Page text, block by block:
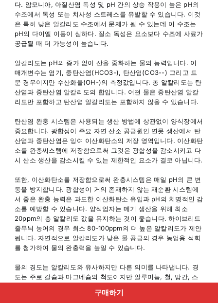
구매하기
다. 암모니아, 아질산염 독성 및 pH 간의 상승 작용이 높은 pH의
수조에서 독성 또는 치사성 스트레스를 유발할 수 있습니다. 이것
은 특히 낮은 알칼리도 수조에서 문제가 될 수 있는데 이 수조는
pH의 다이엘 이동이 심하다. 질소 독성은 요소보다 수조에 사료가
공급될 때 더 가능성이 높습니다.
알칼리도는 pH의 증가 없이 산을 중화하는 물의 능력입니다. 이
매개변수는 염기, 중탄산염(HCO3-), 탄산염(CO3--) 그리고 드
문 경우이지만 수산화물(OH-)의 측정값입니다. 총 알칼리도는 탄
산염과 중탄산염 알칼리도의 합입니다. 어떤 물은 중탄산염 알칼
리도만 포함하고 탄산염 알칼리도는 포함하지 않을 수 있습니다.
탄산염 완충 시스템은 사용되는 생산 방법에 상관없이 양식장에서
중요합니다. 광합성이 주요 자연 산소 공급원인 연못 생산에서 탄
산염과 중탄산염은 잉여 이산화탄소의 저장 영역입니다. 이산화탄
소를 완충씨스템에 저장함으로써 그것은 광합성을 감소시키고 다
시 산소 생산을 감소시킬 수 있는 제한적인 요소가 결코 아닙니다.
또한, 이산화탄소를 저장함으로써 완충시스템은 매일 pH의 큰 변
동을 방지합니다. 광합성이 거의 존재하지 않는 재순환 시스템에
서 좋은 완충 능력은 과도한 이산화탄소 유입과 pH의 치명적인 감
소를 예방할 수 있습니다. 양식업자는 메기 생산을 위해 최소
20ppm의 총 알칼리도 값을 유지하는 것이 좋습니다. 하이브리드
줄무늬 농어의 경우 최소 80-100ppm의 더 높은 알칼리도가 제안
됩니다. 자연적으로 알칼리도가 낮은 물 공급의 경우 농업용 석회
를 첨가하여 물의 완충력을 높일 수 있습니다.
물의 경도는 알칼리도와 유사하지만 다른 의미를 나타냅니다. 경
도는 주로 칼슘과 마그네슘의 척도이지만 알루미늄, 철, 망간, 스
농도가 탄산염과 중탄산염 알칼리도를 합한 것과 같을 때 탄산염